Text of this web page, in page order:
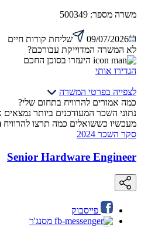
משרה מספר: 500349
09/07/2026
שליחת קורות חיים
לא המשרה המדוייקת עבורכם?
היעזרו בסוכן החכם
הגדירו אותי
לצפייה בפרטי המשרה
כמה אמורים להרוויח בתחום שלי?
נתוני השכר המעודכנים ביותר
מעכשיו כששואלים כמה תרצו להרוויח
סקר השכר 2024
Senior Hardware Engineer
פייסבוק
מסנג'ר